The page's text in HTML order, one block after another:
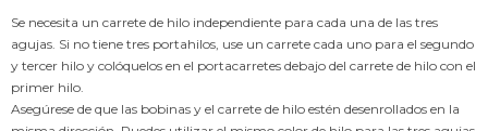
Se necesita un carrete de hilo independiente para cada una de las tres
agujas. Si no tiene tres portahilos, use un carrete cada uno para el segundo
y tercer hilo y colóquelos en el portacarretes debajo del carrete de hilo con el
primer hilo.
Asegúrese de que las bobinas y el carrete de hilo estén desenrollados en la